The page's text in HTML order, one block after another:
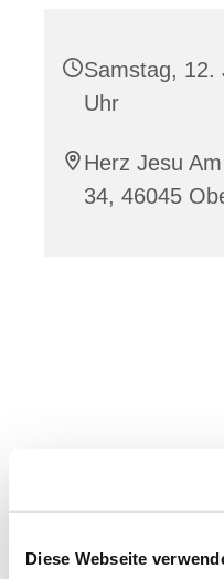
Diese Webseite
Samstag, 12.
Uhr
Herz Jesu
34, 46045